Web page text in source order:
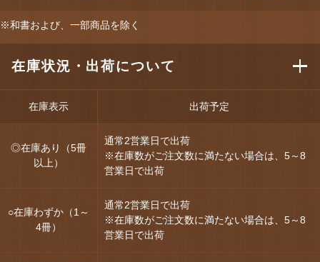
※和書および、一部商品を除く
在庫状況・出荷について
在庫表示 出荷予定
◎在庫あり（5冊
以上）
通常2営業日で出荷
※在庫数がご注文数に満たない場合は、5～8
営業日で出荷
○在庫わずか（1～
4冊）
通常2営業日で出荷
※在庫数がご注文数に満たない場合は、5～8
営業日で出荷